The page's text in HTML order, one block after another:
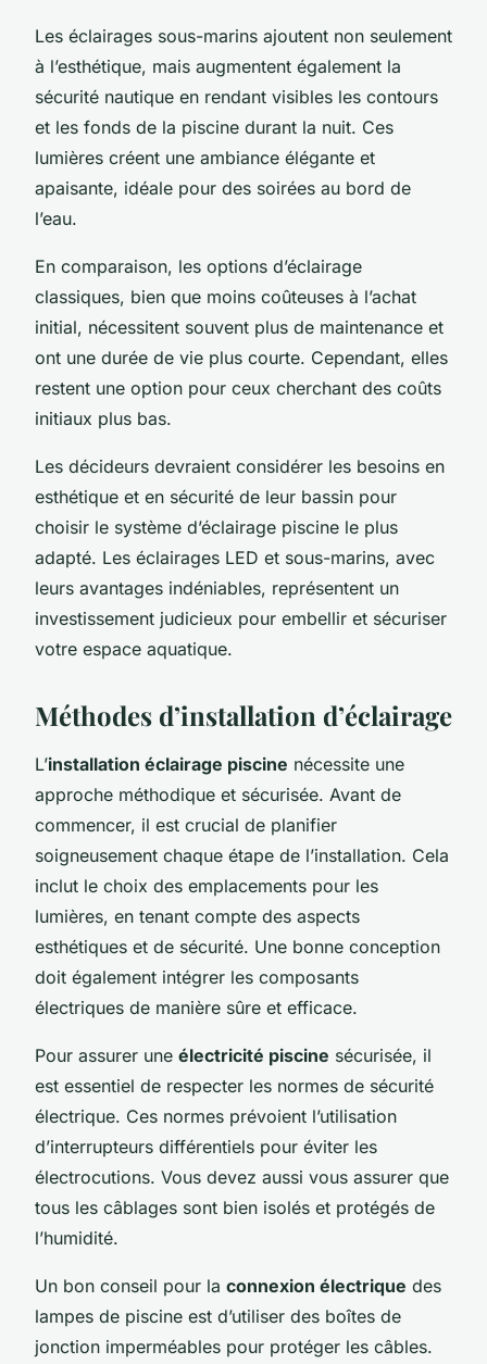
Les éclairages sous-marins ajoutent non seulement
à l’esthétique, mais augmentent également la
sécurité nautique en rendant visibles les contours
et les fonds de la piscine durant la nuit. Ces
lumières créent une ambiance élégante et
apaisante, idéale pour des soirées au bord de
l’eau.
En comparaison, les options d’éclairage
classiques, bien que moins coûteuses à l’achat
initial, nécessitent souvent plus de maintenance et
ont une durée de vie plus courte. Cependant, elles
restent une option pour ceux cherchant des coûts
initiaux plus bas.
Les décideurs devraient considérer les besoins en
esthétique et en sécurité de leur bassin pour
choisir le système d’éclairage piscine le plus
adapté. Les éclairages LED et sous-marins, avec
leurs avantages indéniables, représentent un
investissement judicieux pour embellir et sécuriser
votre espace aquatique.
Méthodes d’installation d’éclairage
L’installation éclairage piscine nécessite une
approche méthodique et sécurisée. Avant de
commencer, il est crucial de planifier
soigneusement chaque étape de l’installation. Cela
inclut le choix des emplacements pour les
lumières, en tenant compte des aspects
esthétiques et de sécurité. Une bonne conception
doit également intégrer les composants
électriques de manière sûre et efficace.
Pour assurer une électricité piscine sécurisée, il
est essentiel de respecter les normes de sécurité
électrique. Ces normes prévoient l’utilisation
d’interrupteurs différentiels pour éviter les
électrocutions. Vous devez aussi vous assurer que
tous les câblages sont bien isolés et protégés de
l’humidité.
Un bon conseil pour la connexion électrique des
lampes de piscine est d’utiliser des boîtes de
jonction imperméables pour protéger les câbles.